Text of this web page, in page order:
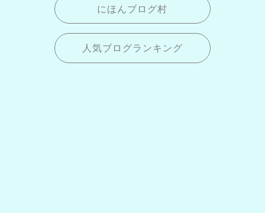
にほんブログ村
人気ブログランキング